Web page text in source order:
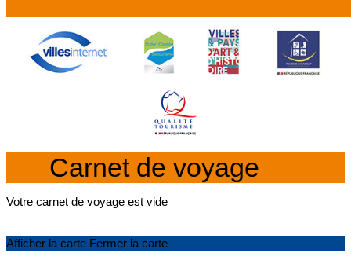
Carnet de voyage
Votre carnet de voyage est vide
Afficher la carte Fermer la carte